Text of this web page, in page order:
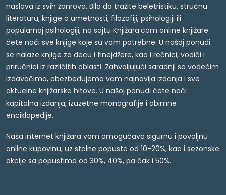
naslova iz svih žanrova. Bilo da tražite beletristiku, stručnu
literaturu, knjige o umetnosti, filozofiji, psihologiji ili
popularnoj psihologiji, na sajtu Knjižara.com online knjižare
ćete naći sve knjige koje su vam potrebne. U našoj ponudi
se nalaze knjige za decu i tinejdžere, kao i rečnici, vodiči i
priručnici iz različitih oblasti. Zahvaljujući saradnji sa vodećim
izdavačima, obezbeđujemo vam najnovija izdanja i sve
aktuelne knjižarske hitove. U našoj ponudi ćete naći
kapitalna izdanja, izuzetne monografije i obimne
enciklopedije.
Naša internet knjižara vam omogućava sigurnu i povoljnu
online kupovinu, uz stalne popuste od 10-20%, kao i sezonske
akcije sa popustima od 30%, 40%, pa čak i 50%.